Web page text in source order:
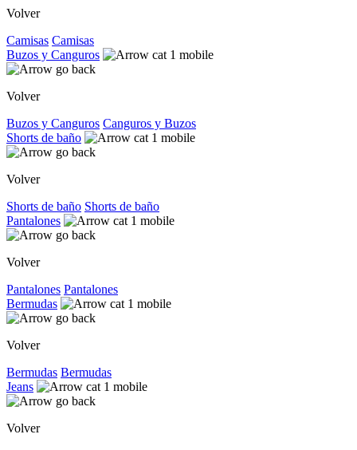
Volver
Camisas Camisas
Buzos y Canguros
Volver
Buzos y Canguros Canguros y Buzos
Shorts de baño
Volver
Shorts de baño Shorts de baño
Pantalones
Volver
Pantalones Pantalones
Bermudas
Volver
Bermudas Bermudas
Jeans
Volver